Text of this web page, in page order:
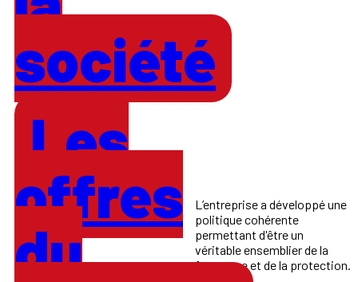
société
Les
offres
du
L’entreprise a développé une
politique cohérente
permettant d'être un
véritable ensemblier de la
fermeture et de la protection.